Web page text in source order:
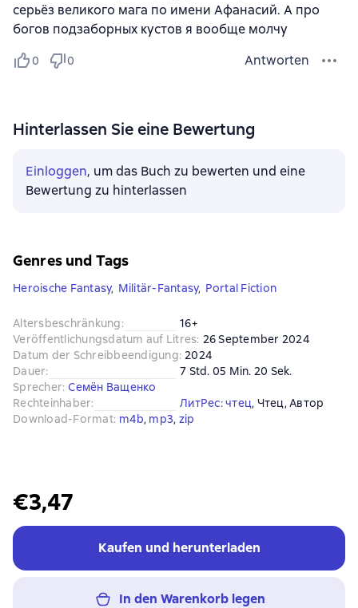
серьёз великого мага по имени Афанасий. А про
богов подзаборных кустов я вообще молчу
0 0 Antworten
Hinterlassen Sie eine Bewertung
Einloggen, um das Buch zu bewerten und eine
Bewertung zu hinterlassen
Genres und Tags
Heroische Fantasy, Militär-Fantasy, Portal Fiction
Altersbeschränkung:
16+
Veröffentlichungsdatum auf Litres: 26 September 2024
Datum der Schreibbeendigung: 2024
Dauer:
7 Std. 05 Min. 20 Sek.
Sprecher: Семён Ващенко
Rechteinhaber: ЛитРес: чтец, Чтец, Автор
Download-Format: m4b, mp3, zip
€3,47
Kaufen und herunterladen
In den Warenkorb legen